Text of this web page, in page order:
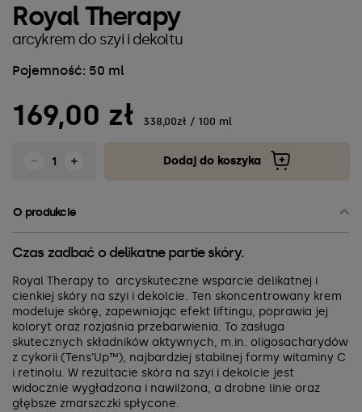
Royal Therapy
arcykrem do szyi i dekoltu
Pojemność: 50 ml
169,00 zł 338,00zł / 100 ml
Dodaj do koszyka
O produkcie
Czas zadbać o delikatne partie skóry.
Royal Therapy to arcyskuteczne wsparcie delikatnej i
cienkiej skóry na szyi i dekolcie. Ten skoncentrowany krem
modeluje skórę, zapewniając efekt liftingu, poprawia jej
koloryt oraz rozjaśnia przebarwienia. To zasługa
skutecznych składników aktywnych, m.in. oligosacharydów
z cykorii (Tens’Up™), najbardziej stabilnej formy witaminy C
i retinolu. W rezultacie skóra na szyi i dekolcie jest
widocznie wygładzona i nawilżona, a drobne linie oraz
głębsze zmarszczki spłycone.